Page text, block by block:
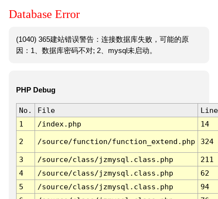
Database Error
(1040) 365建站错误警告：连接数据库失败，可能的原
因：1、数据库密码不对; 2、mysql未启动。
PHP Debug
No. File
Line
1
/index.php 14
2 /source/function/function_extend.php 324
3 /source/class/jzmysql.class.php
211
4
/source/class/jzmysql.class.php
62
5
/source/class/jzmysql.class.php
94